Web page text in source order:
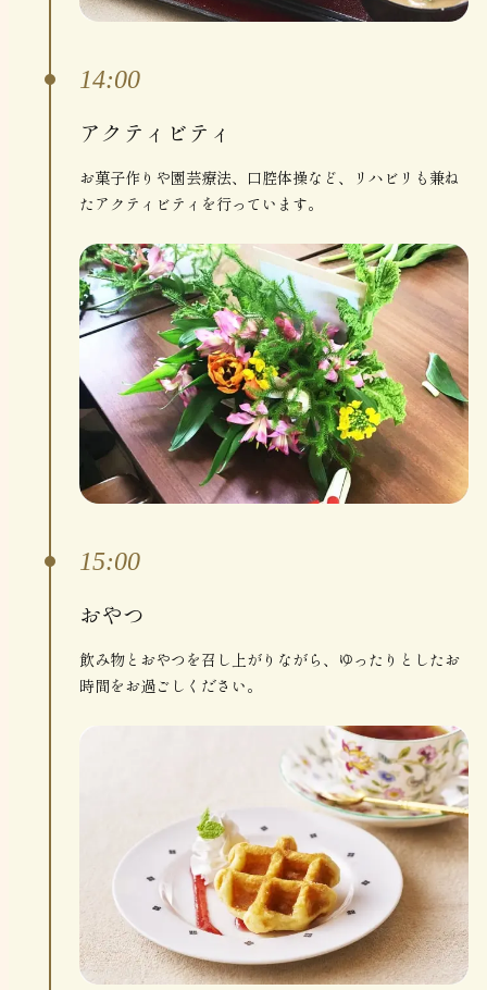
14:00
アクティビティ
お菓子作りや園芸療法、口腔体操など、リハビリも兼ね
たアクティビティを行っています。
15:00
おやつ
飲み物とおやつを召し上がりながら、ゆったりとしたお
時間をお過ごしください。